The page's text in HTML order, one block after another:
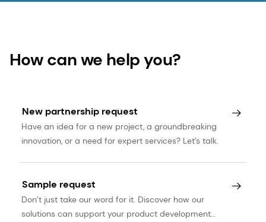
How can we help you?
New partnership request
Have an idea for a new project, a groundbreaking
innovation, or a need for expert services? Let’s talk.
Sample request
Don’t just take our word for it. Discover how our
solutions can support your product development